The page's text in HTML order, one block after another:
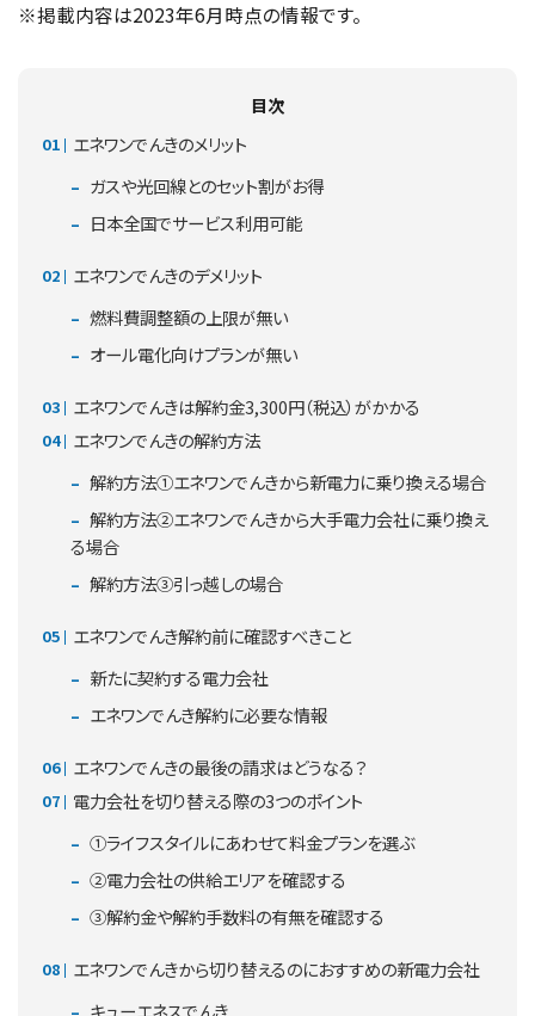
※掲載内容は2023年6月時点の情報です。
目次
エネワンでんきのメリット
ガスや光回線とのセット割がお得
日本全国でサービス利用可能
エネワンでんきのデメリット
燃料費調整額の上限が無い
オール電化向けプランが無い
エネワンでんきは解約金3,300円（税込）がかかる
エネワンでんきの解約方法
解約方法①エネワンでんきから新電力に乗り換える場合
解約方法②エネワンでんきから大手電力会社に乗り換え
る場合
解約方法③引っ越しの場合
エネワンでんき解約前に確認すべきこと
新たに契約する電力会社
エネワンでんき解約に必要な情報
エネワンでんきの最後の請求はどうなる？
電力会社を切り替える際の3つのポイント
①ライフスタイルにあわせて料金プランを選ぶ
②電力会社の供給エリアを確認する
③解約金や解約手数料の有無を確認する
エネワンでんきから切り替えるのにおすすめの新電力会社